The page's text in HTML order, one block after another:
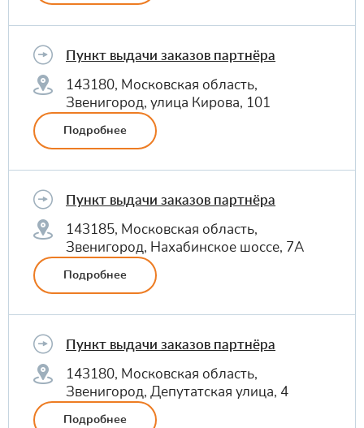
Пункт выдачи заказов партнёра
143180, Московская область,
Звенигород, улица Кирова, 101
Подробнее
Пункт выдачи заказов партнёра
143185, Московская область,
Звенигород, Нахабинское шоссе, 7А
Подробнее
Пункт выдачи заказов партнёра
143180, Московская область,
Звенигород, Депутатская улица, 4
Подробнее